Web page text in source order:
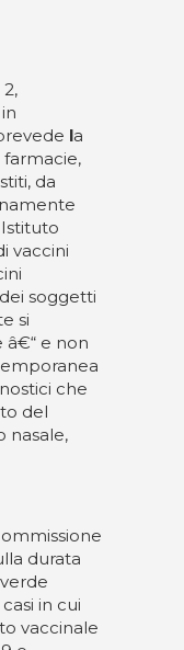
la
da
vaccini
soggetti
si
e non
che
del
nasale,
durata
in cui
vaccinale